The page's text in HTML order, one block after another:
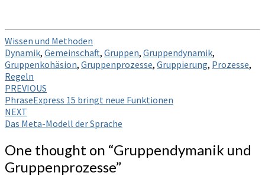
Wissen und Methoden
Dynamik, Gemeinschaft, Gruppen, Gruppendynamik,
Gruppenkohäsion, Gruppenprozesse, Gruppierung, Prozesse,
Regeln
Post
navigation
PREVIOUS
PhraseExpress 15 bringt neue Funktionen
NEXT
Das Meta-Modell der Sprache
One thought on “Gruppendymanik und
Gruppenprozesse”